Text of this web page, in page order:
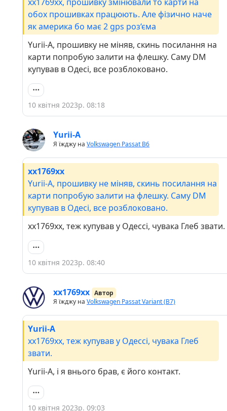
обох прошивках працюють. Але фізично наче
як америка бо має 2 gps роз‘єма
Yurii-A, прошивку не міняв, скинь посилання на
карти попробую залити на флешку. Саму DM
купував в Одесі, все розблоковано.
10 квітня 2023р. 08:18
Yurii-A
Я їжджу на Volkswagen Passat B6
хх1769хх
Yurii-A, прошивку не міняв, скинь посилання на
карти попробую залити на флешку. Саму DM
купував в Одесі, все розблоковано.
хх1769хх, теж купував у Одессі, чувака Глеб звати.
10 квітня 2023р. 08:40
хх1769хх Автор
Я їжджу на Volkswagen Passat Variant (B7)
Yurii-A
хх1769хх, теж купував у Одессі, чувака Глеб
звати.
Yurii-A, і я внього брав, є його контакт.
10 квітня 2023р. 09:03